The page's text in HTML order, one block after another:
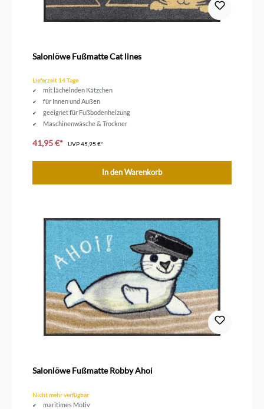
Salonlöwe Fußmatte Cat lines
Lieferzeit 14 Tage
mit lächelnden Kätzchen
für Innen und Außen
geeignet für Fußbodenheizung
Maschinenwäsche & Trockner
41,95 €* UVP45,95 €*
In den Warenkorb
Salonlöwe Fußmatte Robby Ahoi
Nicht mehr verfügbar
maritimes Motiv